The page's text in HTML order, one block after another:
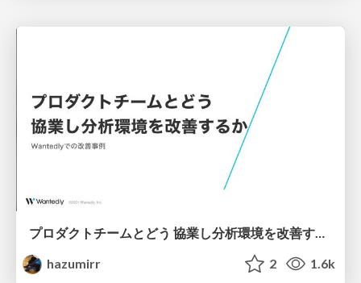
プロダクトチームとどう 協業し分析環境を改善するか
hazumirr
2 1.6k